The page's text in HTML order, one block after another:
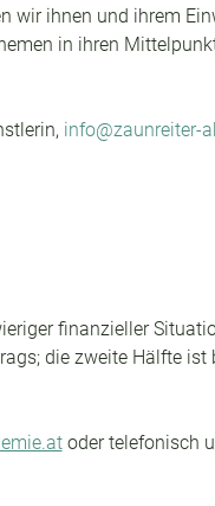
wir ihnen und ihrem
in ihren
info@zaunreiter-
finanzieller
die zweite Hälfte ist
oder telefonisch